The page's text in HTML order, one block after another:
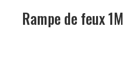
Rampe de feux 1M